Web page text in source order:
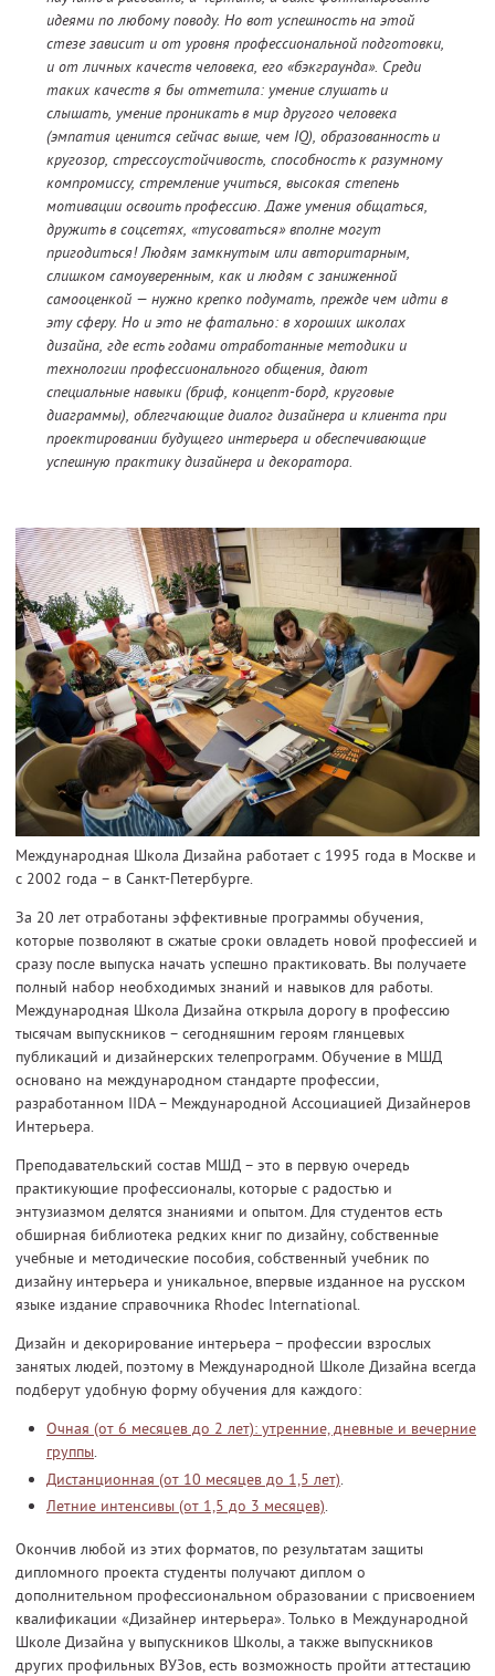
идеями по любому поводу. Но вот успешность на этой
стезе зависит и от уровня профессиональной подготовки,
и от личных качеств человека, его «бэкграунда». Среди
таких качеств я бы отметила: умение слушать и
слышать, умение проникать в мир другого человека
(эмпатия ценится сейчас выше, чем IQ), образованность и
кругозор, стрессоустойчивость, способность к разумному
компромиссу, стремление учиться, высокая степень
мотивации освоить профессию. Даже умения общаться,
дружить в соцсетях, «тусоваться» вполне могут
пригодиться! Людям замкнутым или авторитарным,
слишком самоуверенным, как и людям с заниженной
самооценкой — нужно крепко подумать, прежде чем идти в
эту сферу. Но и это не фатально: в хороших школах
дизайна, где есть годами отработанные методики и
технологии профессионального общения, дают
специальные навыки (бриф, концепт-борд, круговые
диаграммы), облегчающие диалог дизайнера и клиента при
проектировании будущего интерьера и обеспечивающие
успешную практику дизайнера и декоратора.
Международная Школа Дизайна работает с 1995 года в Москве и
с 2002 года – в Санкт-Петербурге.
За 20 лет отработаны эффективные программы обучения,
которые позволяют в сжатые сроки овладеть новой профессией и
сразу после выпуска начать успешно практиковать. Вы получаете
полный набор необходимых знаний и навыков для работы.
Международная Школа Дизайна открыла дорогу в профессию
тысячам выпускников – сегодняшним героям глянцевых
публикаций и дизайнерских телепрограмм. Обучение в МШД
основано на международном стандарте профессии,
разработанном IIDA – Международной Ассоциацией Дизайнеров
Интерьера.
Преподавательский состав МШД – это в первую очередь
практикующие профессионалы, которые с радостью и
энтузиазмом делятся знаниями и опытом. Для студентов есть
обширная библиотека редких книг по дизайну, собственные
учебные и методические пособия, собственный учебник по
дизайну интерьера и уникальное, впервые изданное на русском
языке издание справочника Rhodec International.
Дизайн и декорирование интерьера – профессии взрослых
занятых людей, поэтому в Международной Школе Дизайна всегда
подберут удобную форму обучения для каждого:
Очная (от 6 месяцев до 2 лет): утренние, дневные и вечерние
группы.
Дистанционная (от 10 месяцев до 1,5 лет).
Летние интенсивы (от 1,5 до 3 месяцев).
Окончив любой из этих форматов, по результатам защиты
дипломного проекта студенты получают диплом о
дополнительном профессиональном образовании с присвоением
квалификации «Дизайнер интерьера». Только в Международной
Школе Дизайна у выпускников Школы, а также выпускников
других профильных ВУЗов, есть возможность пройти аттестацию